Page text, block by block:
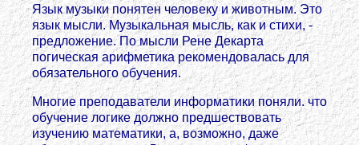
Язык музыки понятен человеку и животным. Это
язык мысли. Музыкальная мысль, как и стихи, -
предложение. По мысли Рене Декарта
погическая арифметика рекомендовалась для
обязательного обучения.
Многие преподаватели информатики поняли. что
обучение логике должно предшествовать
изучению математики, а, возможно, даже